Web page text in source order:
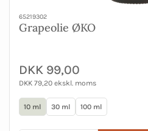
65219302
Grapeolie ØKO
DKK 99,00
DKK 79,20 ekskl. moms
10 ml 30 ml 100 ml